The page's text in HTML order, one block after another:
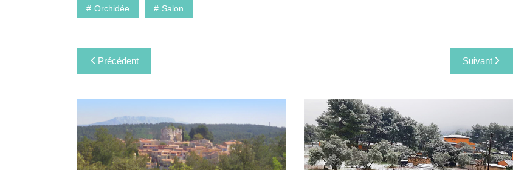
Orchidée Salon
Navigation
de
l’article
Précédent Suivant